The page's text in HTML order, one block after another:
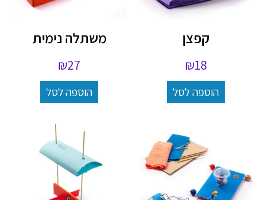
קפצן
₪18
הוספה לסל
משתלה נימית
₪27
הוספה לסל